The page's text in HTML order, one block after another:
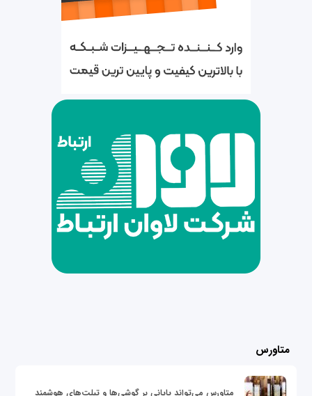
متاورس
متاورس می‌تواند پایانی بر گوشی‌ها و تبلت‌های هوشمند